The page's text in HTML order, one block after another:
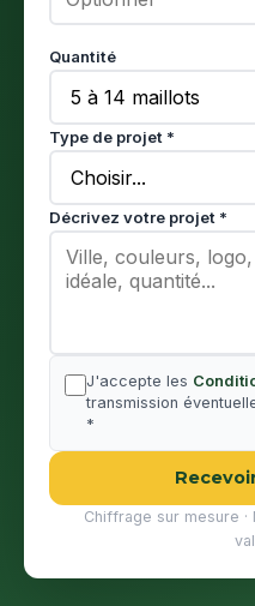
Quantité
Type de projet *
Décrivez votre projet *
J'accepte les
transmission
*
Chiffrage sur mesure